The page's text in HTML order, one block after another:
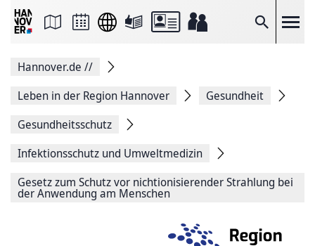
Suche
Seite
Facebook
teilen
Seitenlink
Seite
Hannover.de //
Leben in der Region Hannover
Gesundheit
Gesundheitsschutz
Infektionsschutz und Umweltmedizin
Gesetz zum Schutz vor nichtionisierender Strahlung bei
der Anwendung am Menschen